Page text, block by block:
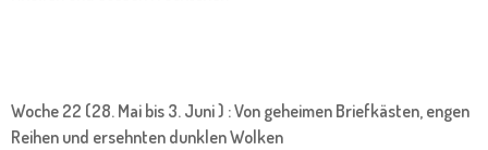
Woche 22 (28. Mai bis 3. Juni ) : Von geheimen Briefkästen, engen
Reihen und ersehnten dunklen Wolken